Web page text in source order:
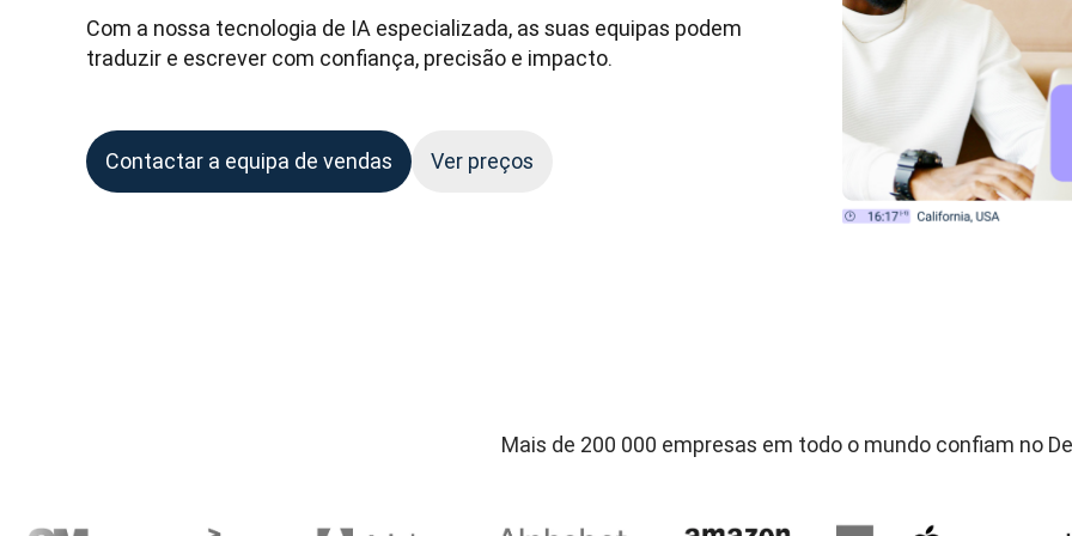
Com a nossa tecnologia de IA especializada, as suas equipas podem
traduzir e escrever com confiança, precisão e impacto.
Contactar a equipa de vendas Ver preços
Mais de 200 000 empresas em todo o mundo confiam no